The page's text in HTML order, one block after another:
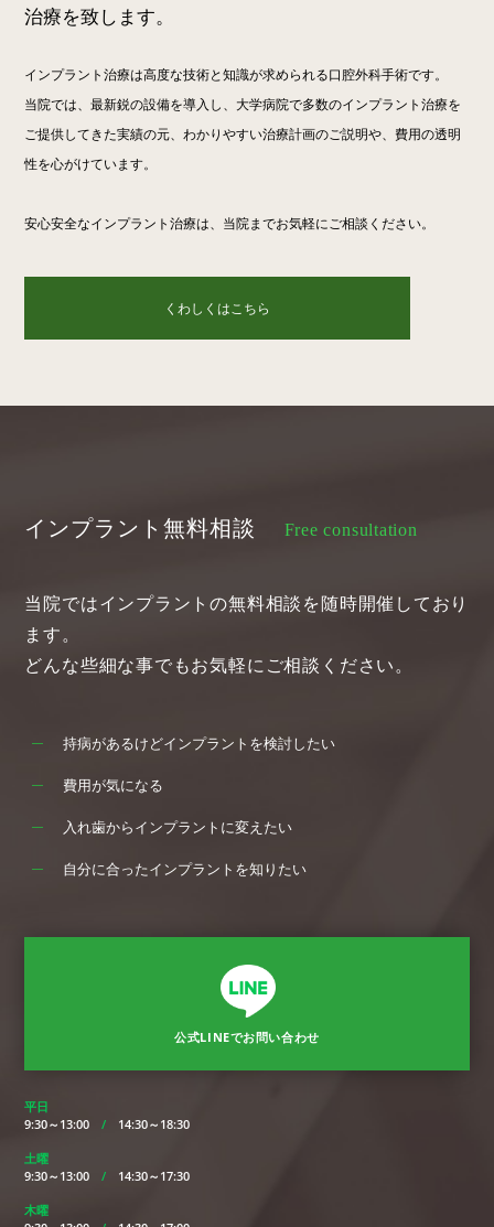
治療を致します。
インプラント治療は高度な技術と知識が求められる口腔外科手術です。
当院では、最新鋭の設備を導入し、大学病院で多数のインプラント治療を
ご提供してきた実績の元、わかりやすい治療計画のご説明や、費用の透明
性を心がけています。
安心安全なインプラント治療は、当院までお気軽にご相談ください。
くわしくはこちら
インプラント無料相談 Free consultation
当院ではインプラントの無料相談を随時開催しており
ます。
どんな些細な事でもお気軽にご相談ください。
持病があるけどインプラントを検討したい
費用が気になる
入れ歯からインプラントに変えたい
自分に合ったインプラントを知りたい
公式LINEでお問い合わせ
平日
9:30～13:00/ 14:30～18:30
土曜
9:30～13:00/ 14:30～17:30
木曜